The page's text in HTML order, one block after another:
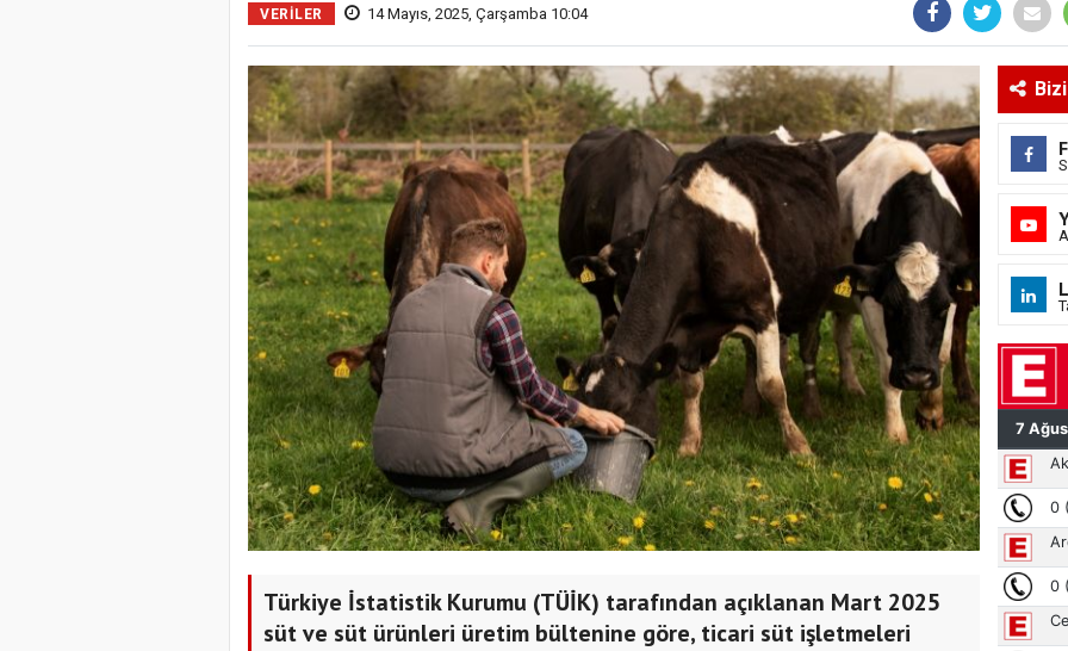
VERILER 14 Mayıs, 2025, Çarşamba 10:04
Türkiye İstatistik Kurumu (TÜİK) tarafından açıklanan Mart 2025
süt ve süt ürünleri üretim bültenine göre, ticari süt işletmeleri